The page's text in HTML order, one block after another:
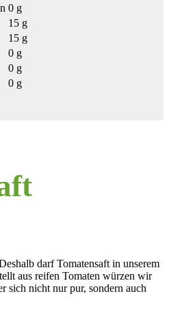
0 g
15 g
15 g
0 g
0 g
0 g
darf Tomatensaft in unserem
aus reifen Tomaten würzen wir
sich nicht nur pur, sondern auch